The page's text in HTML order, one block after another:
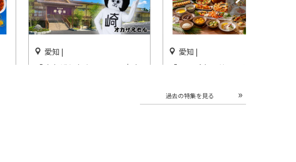
愛知 |
「オカザえもんフェア」大庭
愛知 |
「トロピカルサマーランチ＆
ン名古屋で開催
開催中
過去の特集を見る